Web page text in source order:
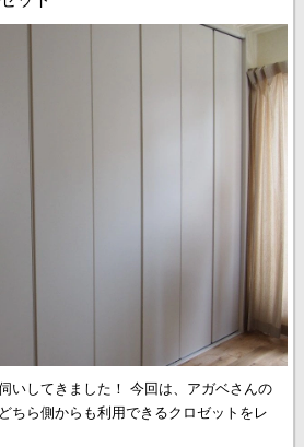
いしてきました！ 今回は、アガベさんの
ちら側からも利用できるクロゼットをレ